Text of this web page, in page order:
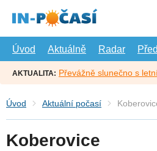
hlavní
Úvod
Aktuálně Radar
AKTUALITA: Převážně slunečno s
Úvod Aktuální počasí
Koberovice